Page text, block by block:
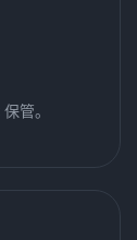
管。